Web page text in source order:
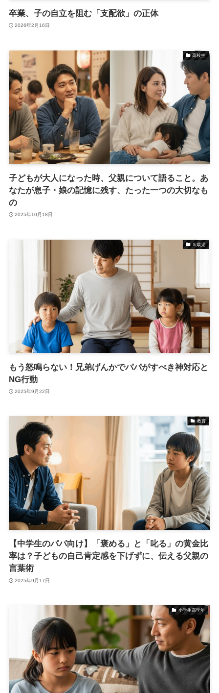
卒業、子の自立を阻む「支配欲」の正体
2026年2月16日
高校生
子どもが大人になった時、父親について語ること。あ
なたが息子・娘の記憶に残す、たった一つの大切なも
の
2025年10月18日
５歳児
もう怒鳴らない！兄弟げんかでパパがすべき神対応と
NG行動
2025年9月22日
教育
【中学生のパパ向け】「褒める」と「叱る」の黄金比
率は？子どもの自己肯定感を下げずに、伝える父親の
言葉術
2025年9月17日
小学生高学年